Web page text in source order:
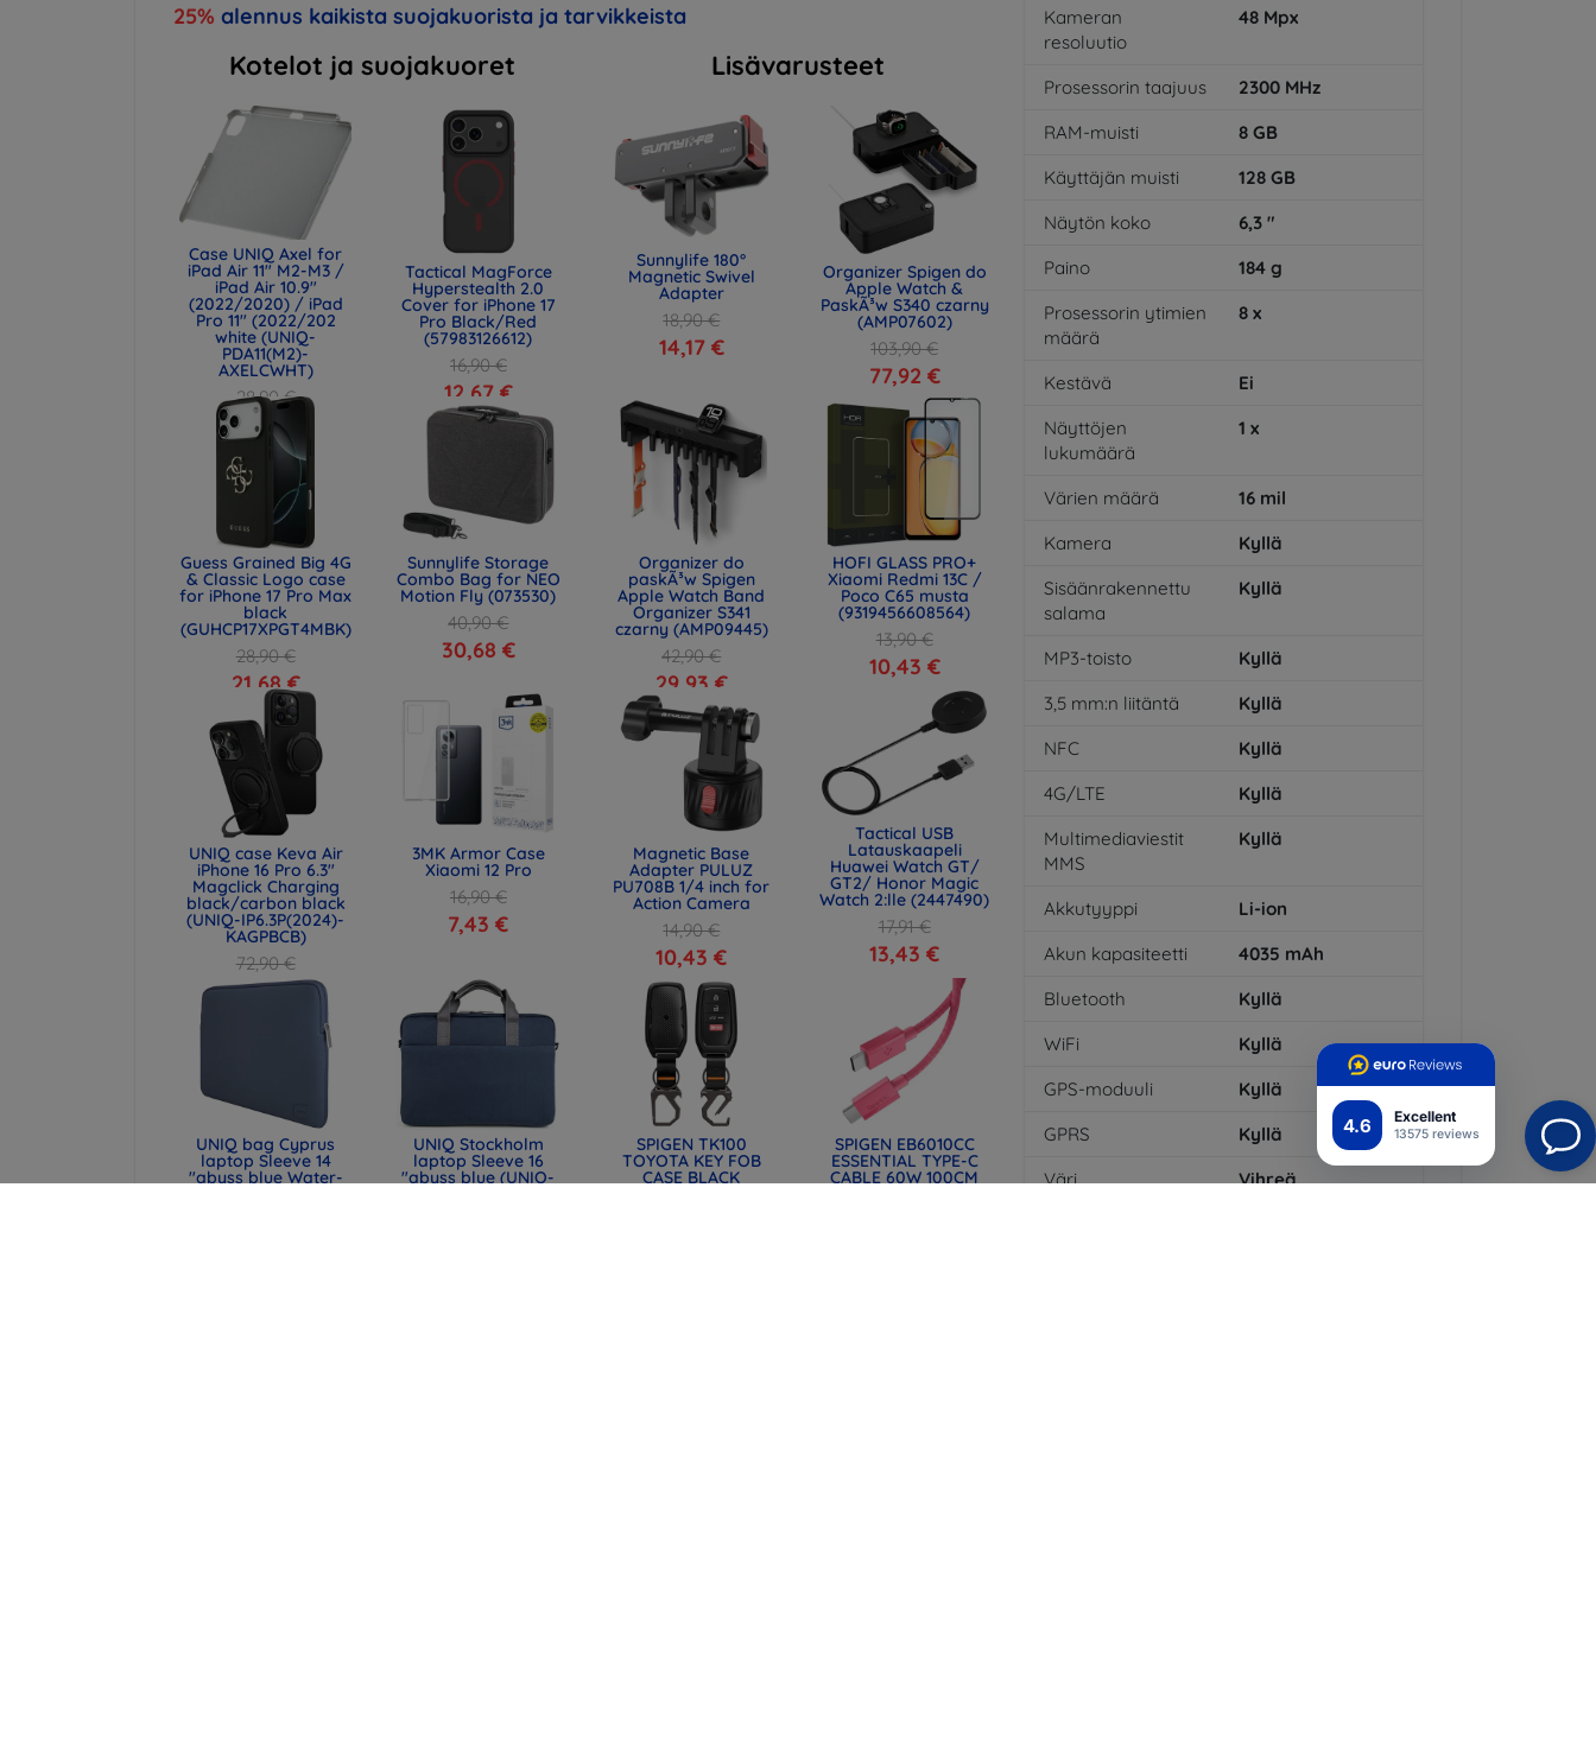
4.6 Excellent
13575 reviews
25% alennus kaikista suojakuorista ja tarvikkeista
Kotelot ja suojakuoret
Case UNIQ Axel for
iPad Air 11" M2-M3 /
iPad Air 10.9"
(2022/2020) / iPad
Pro 11" (2022/202
white (UNIQ-
PDA11(M2)-
AXELCWHT)
28,90 €
21,68 €
Tactical MagForce
Hyperstealth 2.0
Cover for iPhone 17
Pro Black/Red
(57983126612)
16,90 €
12,67 €
Guess Grained Big 4G
& Classic Logo case
for iPhone 17 Pro Max
black
(GUHCP17XPGT4MBK)
28,90 €
21,68 €
Sunnylife Storage
Combo Bag for NEO
Motion Fly (073530)
40,90 €
30,68 €
UNIQ case Keva Air
iPhone 16 Pro 6.3"
Magclick Charging
black/carbon black
(UNIQ-IP6.3P(2024)-
KAGPBCB)
72,90 €
54,67 €
3MK Armor Case
Xiaomi 12 Pro
16,90 €
7,43 €
UNIQ bag Cyprus
laptop Sleeve 14
"abyss blue Water-
UNIQ Stockholm
laptop Sleeve 16
"abyss blue (UNIQ-
Lisävarusteet
Sunnylife 180°
Magnetic Swivel
Adapter
18,90 €
14,17 €
Organizer Spigen do
Apple Watch &
PaskÃ³w S340 czarny
(AMP07602)
103,90 €
77,92 €
Organizer do
paskÃ³w Spigen
Apple Watch Band
Organizer S341
czarny (AMP09445)
42,90 €
29,93 €
HOFI GLASS PRO+
Xiaomi Redmi 13C /
Poco C65 musta
(9319456608564)
13,90 €
10,43 €
Magnetic Base
Adapter PULUZ
PU708B 1/4 inch for
Action Camera
14,90 €
10,43 €
Tactical USB
Latauskaapeli
Huawei Watch GT/
GT2/ Honor Magic
Watch 2:lle (2447490)
17,91 €
13,43 €
SPIGEN TK100
TOYOTA KEY FOB
CASE BLACK
SPIGEN EB6010CC
ESSENTIAL TYPE-C
CABLE 60W 100CM
Kameran
resoluutio
48 Mpx
Prosessorin taajuus 2300 MHz
RAM-muisti
8 GB
Käyttäjän muisti
128 GB
Näytön koko
6,3 "
Paino
184 g
Prosessorin ytimien
määrä
8 x
Kestävä
Ei
Näyttöjen
lukumäärä
1 x
Värien määrä 16 mil
Kamera
Kyllä
Sisäänrakennettu
salama
Kyllä
MP3-toisto
Kyllä
3,5 mm:n liitäntä
Kyllä
NFC
Kyllä
4G/LTE
Kyllä
Multimediaviestit
MMS
Kyllä
Akkutyyppi
Li-ion
Akun kapasiteetti
4035 mAh
Bluetooth
Kyllä
WiFi
Kyllä
GPS-moduuli
Kyllä
GPRS
Kyllä
Väri
Vihreä